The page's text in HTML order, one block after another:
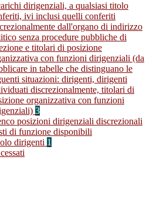
dirigenziali, a qualsiasi titolo
ivi inclusi quelli conferiti
dall'organo di indirizzo
senza procedure pubbliche di
e titolari di posizione
con funzioni dirigenziali (da
in tabelle che distinguano le
situazioni: dirigenti, dirigenti
discrezionalmente, titolari di
organizzativa con funzioni
3
posizioni dirigenziali discrezionali
di funzione disponibili
dirigenti 1